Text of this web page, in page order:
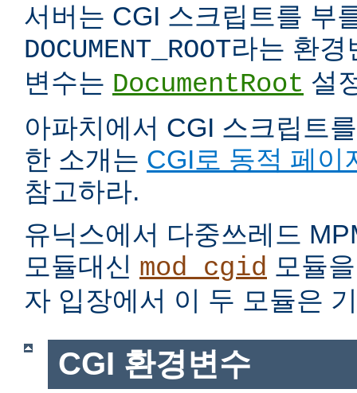
서버는 CGI 스크립트를 부
DOCUMENT_ROOT라는 환경
변수는 DocumentRoot 설
아파치에서 CGI 스크립트
한 소개는 CGI로 동적 페이
참고하라.
유닉스에서 다중쓰레드
모듈대신 mod_cgid 모듈
자 입장에서 이 두 모듈은
CGI 환경변수